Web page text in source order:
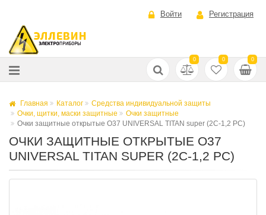
Войти Регистрация
0 0 0
Главная Каталог
Средства индивидуальной защиты
Очки, щитки, маски защитные
Очки защитные
Очки защитные открытые О37 UNIVERSAL TITAN super (2С-1,2 PС)
ОЧКИ ЗАЩИТНЫЕ ОТКРЫТЫЕ О37
UNIVERSAL TITAN SUPER (2С-1,2 PС)